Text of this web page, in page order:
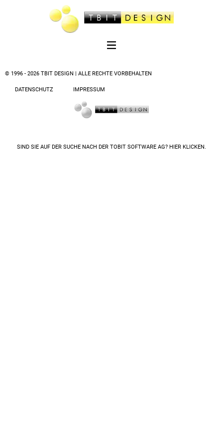
© 1996 - 2026 TBIT DESIGN | ALLE RECHTE VORBEHALTEN
DATENSCHUTZ IMPRESSUM
SIND SIE AUF DER SUCHE NACH DER TOBIT SOFTWARE AG? HIER KLICKEN.